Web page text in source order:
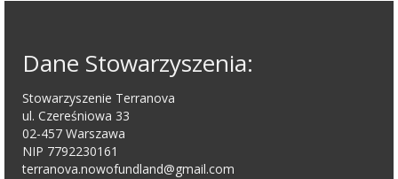
Sekcja Pomocy +48509935872
Pozostałe sekcje: + 48535351934; +48
60858333
e-mail: terranova.nowofundland@gmail.com
Dane Stowarzyszenia:
Stowarzyszenie Terranova
ul. Czereśniowa 33
02-457 Warszawa
NIP 7792230161
terranova.nowofundland@gmail.com